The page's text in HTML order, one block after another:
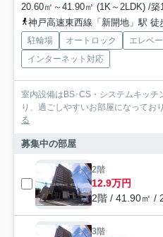
20.60㎡～41.90㎡ (1K～2LDK) /築
神戸高速東西線「新開地」駅 徒
駐輪場 オートロック エレベ
インターネット対応
室内設備はBS･CS・システムキッチ
り、過ごしやすいお部屋になってお
る
募集中の部屋
2階
12.9万円
2階 / 41.90㎡ /
3階